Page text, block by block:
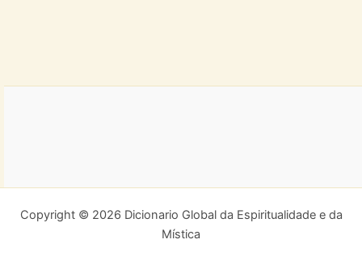
Copyright © 2026 Dicionario Global da Espiritualidade e da
Mística